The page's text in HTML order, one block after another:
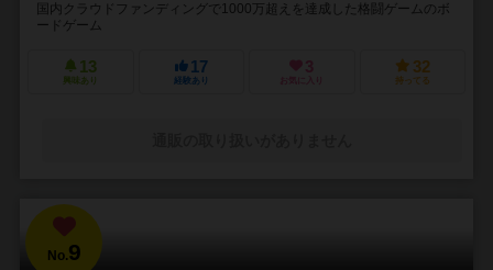
国内クラウドファンディングで1000万超えを達成した格闘ゲームのボ
ードゲーム
13
興味あり
17
経験あり
3
お気に入り
32
持ってる
No.9